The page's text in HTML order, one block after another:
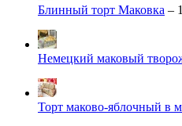
Блинный торт Маковка –
Немецкий маковый
Торт маково-яблочный в